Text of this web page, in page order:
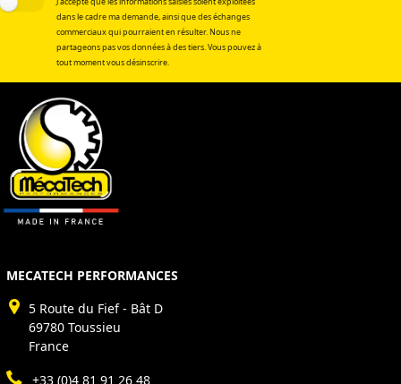
dans le cadre ma demande, ainsi que des échanges
commerciaux qui pourraient en résulter. Nous ne
partageons pas vos données à des tiers. Vous pouvez à
tout moment vous désinscrire.
MECATECH PERFORMANCES
5 Route du Fief - Bât D
69780 Toussieu
France
+33 (0)4 81 91 26 48